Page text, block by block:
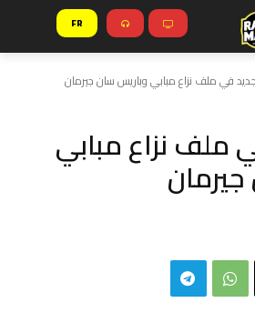
FR
في ملف نزاع مبابي وباريس سان جيرمان
ملف نزاع مبابي